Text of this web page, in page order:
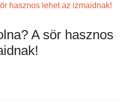
hasznos lehet az izmaidnak!
A sör hasznos